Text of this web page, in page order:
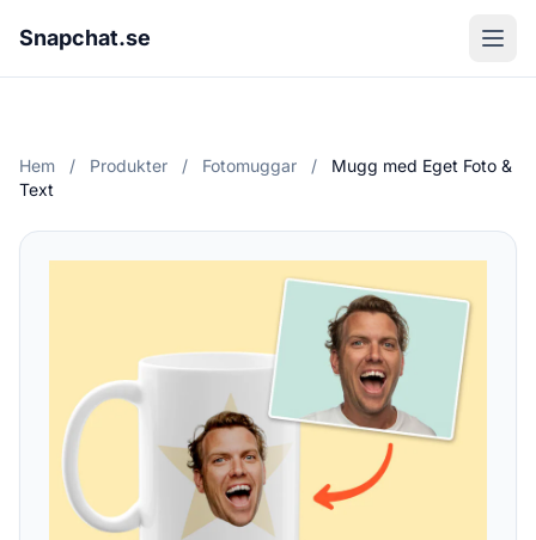
Snapchat.se
Hem / Produkter / Fotomuggar /
Mugg med Eget Foto &
Text